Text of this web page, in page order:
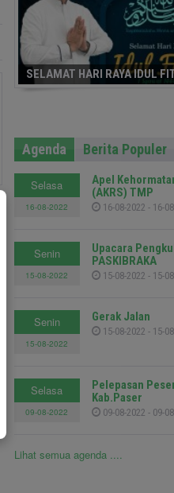
SELAMAT HARI RAYA IDUL
Agenda Berita Populer
Selasa
16-08-2022
Apel
(AKRS) TMP
16-08-2022 - 16-
Senin
15-08-2022
Upacara
PASKIBRAKA
15-08-2022 - 15-
Senin
15-08-2022
Gerak Jalan
15-08-2022 - 15-
Selasa
09-08-2022
Pelepasan
Kab.Paser
09-08-2022 - 09-
Lihat semua agenda ....